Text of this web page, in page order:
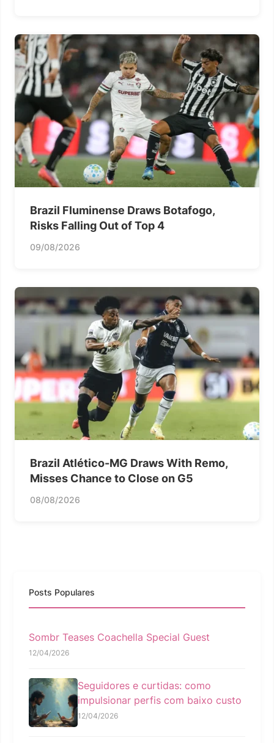
Brazil Fluminense Draws Botafogo,
Risks Falling Out of Top 4
09/08/2026
Brazil Atlético-MG Draws With Remo,
Misses Chance to Close on G5
08/08/2026
Posts Populares
Sombr Teases Coachella Special Guest
12/04/2026
Seguidores e curtidas: como
impulsionar perfis com baixo custo
12/04/2026